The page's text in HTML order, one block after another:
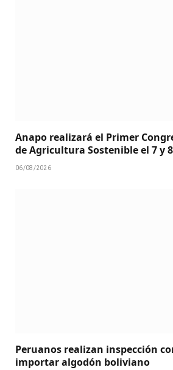
Anapo realizará el Primer
de Agricultura Sostenible el 7 y
06/08/2026
Peruanos realizan inspección
importar algodón boliviano